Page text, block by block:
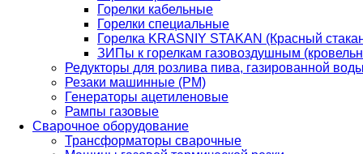
Горелки кабельные
Горелки специальные
Горелка KRASNIY STAKAN (Красный
ЗИПы к горелкам газовоздушным
Редукторы для розлива пива, газированной
Резаки машинные (РМ)
Генераторы ацетиленовые
Рампы газовые
Сварочное оборудование
Трансформаторы сварочные